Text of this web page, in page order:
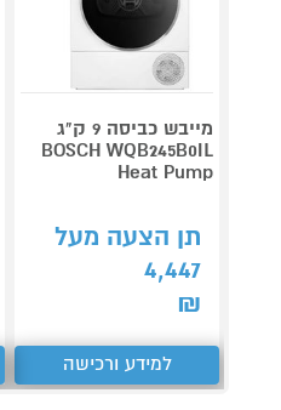
מייבש כביסה 9 ק"ג
BOSCH WQB245B0IL
Heat Pump
תן הצעה מעל
4,447
₪
למידע ורכישה